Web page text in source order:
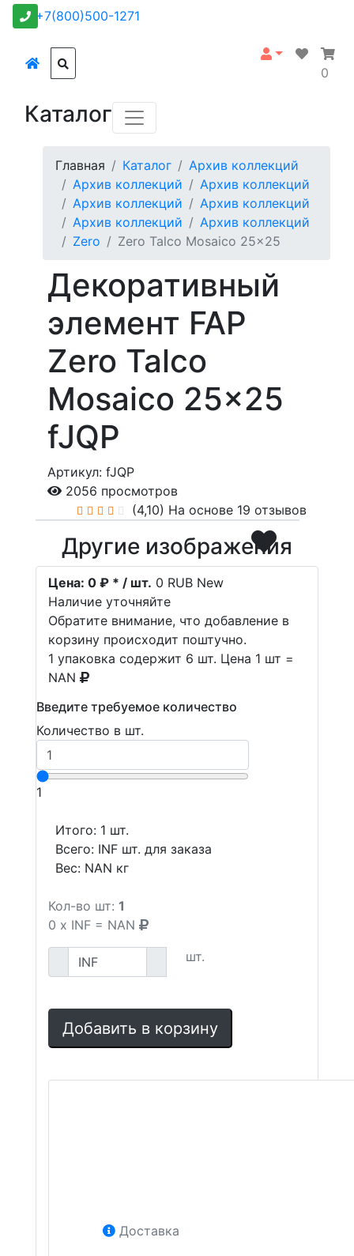
+7(800)500-1271
0
Каталог
Главная Каталог
Архив коллекций
Архив коллекций
Архив коллекций
Архив коллекций
Архив коллекций
Архив коллекций
Архив коллекций
Zero
Zero Talco Mosaico 25x25
Декоративный
элемент FAP
Zero Talco
Mosaico 25x25
fJQP
Артикул: fJQP
2056 просмотров
(4,10) На основе 19 отзывов
Другие изображения
Цена: 0 ₽ * / шт. 0 RUB New
Наличие уточняйте
Обратите внимание, что добавление в
корзину происходит поштучно.
1 упаковка содержит 6 шт. Цена 1 шт =
NAN
Введите требуемое количество
Количество в шт.
1
Итого: 1 шт.
Всего: INF шт. для заказа
Вес: NAN кг
Кол-во шт: 1
0 x INF = NAN
шт.
Добавить в корзину
Доставка